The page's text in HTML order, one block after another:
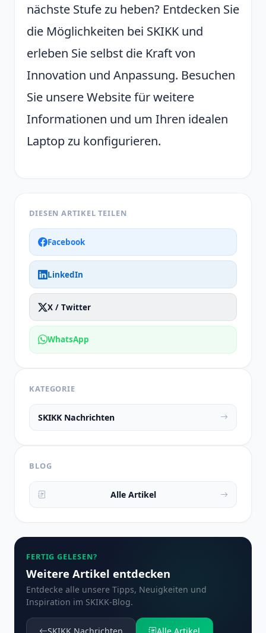
nächste Stufe zu heben? Entdecken Sie
die Möglichkeiten bei SKIKK und
erleben Sie selbst die Kraft von
Innovation und Anpassung. Besuchen
Sie unsere Website für weitere
Informationen und um Ihren idealen
Laptop zu konfigurieren.
DIESEN ARTIKEL TEILEN
Facebook
LinkedIn
X / Twitter
WhatsApp
KATEGORIE
SKIKK Nachrichten
BLOG
Alle Artikel
FERTIG GELESEN?
Weitere Artikel entdecken
Entdecke alle unsere Tipps, Neuigkeiten und
Inspiration im SKIKK-Blog.